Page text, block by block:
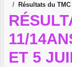
Résultats du
11/
ET 5